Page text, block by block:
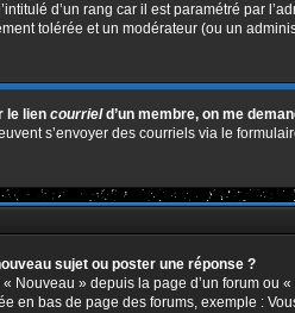
d’un rang car il est paramétré par
tolérée et un modérateur (ou un
le lien courrield’un membre, on me
s’envoyer des courriels via le
sujet ou poster une réponse ?
Nouveau » depuis la page d’un forum ou
en bas de page des forums, exemple :